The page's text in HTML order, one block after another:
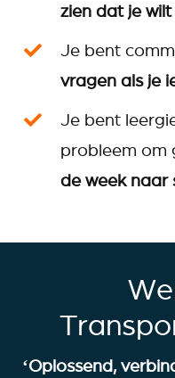
zien dat je
Je bent
vragen als je
Je bent
probleem om
de week naar
‘Oplossend,